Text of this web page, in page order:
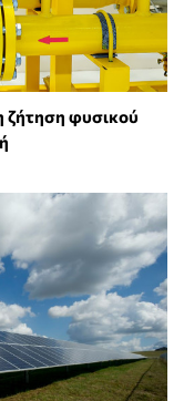
ζήτηση φυσικού